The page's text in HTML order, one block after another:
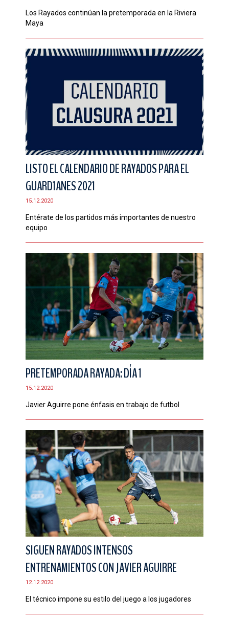
Los Rayados continúan la pretemporada en la Riviera
Maya
LISTO EL CALENDARIO DE RAYADOS PARA EL
GUARD1ANES 2021
15.12.2020
Entérate de los partidos más importantes de nuestro
equipo
PRETEMPORADA RAYADA: DÍA 1
15.12.2020
Javier Aguirre pone énfasis en trabajo de futbol
SIGUEN RAYADOS INTENSOS
ENTRENAMIENTOS CON JAVIER AGUIRRE
12.12.2020
El técnico impone su estilo del juego a los jugadores